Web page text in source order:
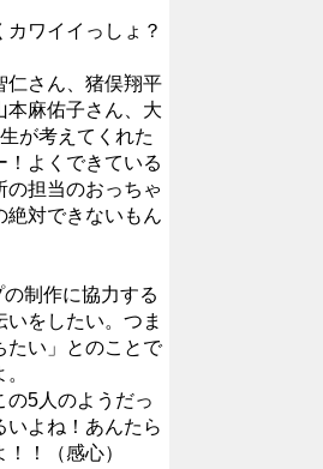
ワイイっしょ？
さん、猪俣翔平
本麻佑子さん、大
が考えてくれた
！よくできている
の担当のおっちゃ
絶対できないもん
制作に協力する
をしたい。つま
たい」とのことで
5人のようだっ
いよね！あんたら
！（感心）